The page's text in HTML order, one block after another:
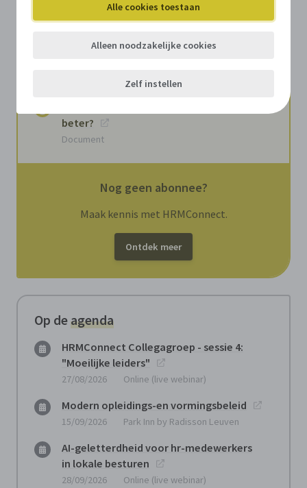
Alle cookies toestaan
Alleen noodzakelijke cookies
Zelf instellen
strategisch hrm: waarom lokale
beter?
Document
Nog geen abonnee?
Maak kennis met HRMConnect.
Ontdek meer
Op deagenda
HRMConnect Collegagroep - sessie 4:
"Moeilijke leiders"
27/08/2026 Online (live webinar)
Modern opleidings-en vormingsbeleid
15/09/2026 Park Inn by Radisson Leuven
AI-geletterdheid voor hr-medewerkers
in lokale besturen
28/09/2026 Online (live webinar)